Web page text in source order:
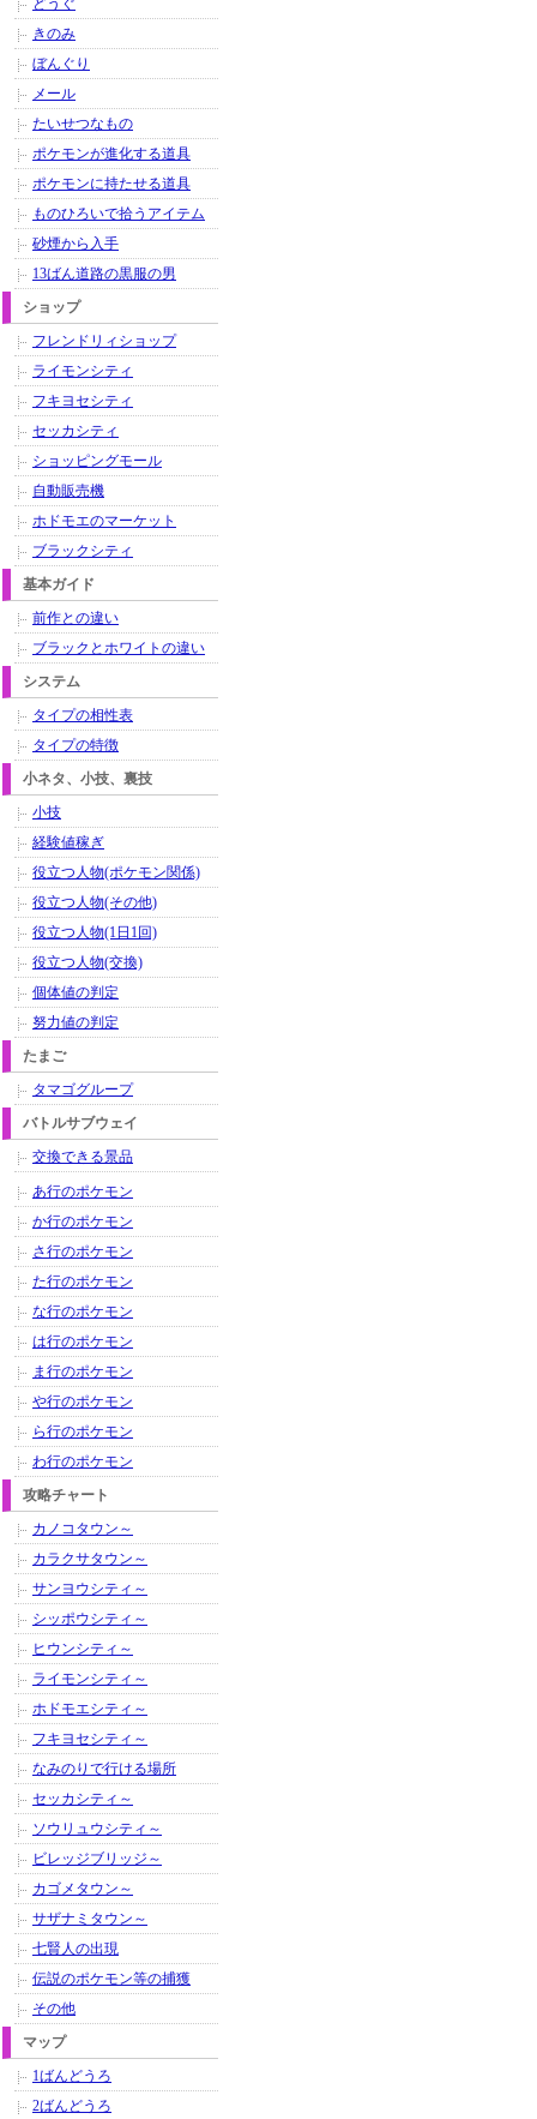
どうぐ
きのみ
ぼんぐり
メール
たいせつなもの
ポケモンが進化する道具
ポケモンに持たせる道具
ものひろいで拾うアイテム
砂煙から入手
13ばん道路の黒服の男
ショップ
フレンドリィショップ
ライモンシティ
フキヨセシティ
セッカシティ
ショッピングモール
自動販売機
ホドモエのマーケット
ブラックシティ
基本ガイド
前作との違い
ブラックとホワイトの違い
システム
タイプの相性表
タイプの特徴
小ネタ、小技、裏技
小技
経験値稼ぎ
役立つ人物(ポケモン関係)
役立つ人物(その他)
役立つ人物(1日1回)
役立つ人物(交換)
個体値の判定
努力値の判定
たまご
タマゴグループ
バトルサブウェイ
交換できる景品
あ行のポケモン
か行のポケモン
さ行のポケモン
た行のポケモン
な行のポケモン
は行のポケモン
ま行のポケモン
や行のポケモン
ら行のポケモン
わ行のポケモン
攻略チャート
カノコタウン～
カラクサタウン～
サンヨウシティ～
シッポウシティ～
ヒウンシティ～
ライモンシティ～
ホドモエシティ～
フキヨセシティ～
なみのりで行ける場所
セッカシティ～
ソウリュウシティ～
ビレッジブリッジ～
カゴメタウン～
サザナミタウン～
七賢人の出現
伝説のポケモン等の捕獲
その他
マップ
1ばんどうろ
2ばんどうろ